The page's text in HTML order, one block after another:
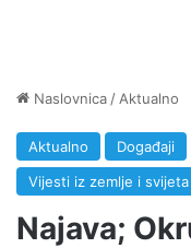
Naslovnica / Aktualno
Aktualno Događaji
Vijesti iz zemlje i svijeta
Najava;